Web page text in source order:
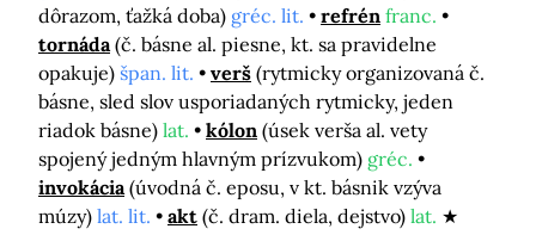
dôrazom, ťažká doba) gréc. lit. refrén franc.
tornáda (č. básne al. piesne, kt. sa pravidelne
opakuje) špan. lit. verš (rytmicky organizovaná č.
básne, sled slov usporiadaných rytmicky, jeden
riadok básne) lat. kólon (úsek verša al. vety
spojený jedným hlavným prízvukom) gréc.
invokácia (úvodná č. eposu, v kt. básnik vzýva
múzy) lat. lit. akt (č. dram. diela, dejstvo) lat.